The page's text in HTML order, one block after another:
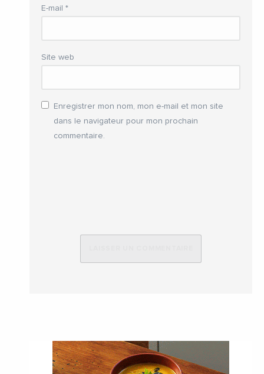
E-mail *
Site web
Enregistrer mon nom, mon e-mail et mon site
dans le navigateur pour mon prochain
commentaire.